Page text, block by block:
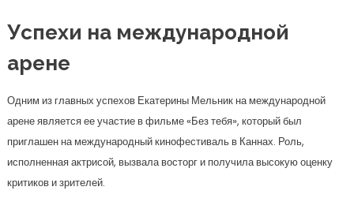
Успехи на международной
арене
Одним из главных успехов Екатерины Мельник на международной
арене является ее участие в фильме «Без тебя», который был
приглашен на международный кинофестиваль в Каннах. Роль,
исполненная актрисой, вызвала восторг и получила высокую оценку
критиков и зрителей.